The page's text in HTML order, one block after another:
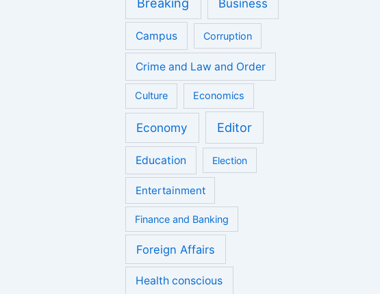
Business
Campus Corruption
Crime and Law and Order
Culture Economics
Economy Editor
Education Election
Entertainment
Finance and Banking
Foreign Affairs
Health conscious